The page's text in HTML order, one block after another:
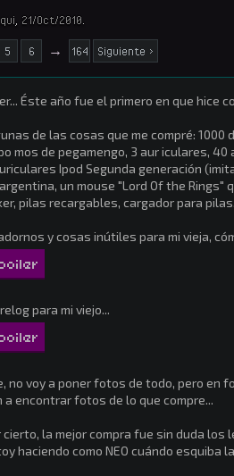
21/Oct/2010
5 6 → 164 Siguiente >
Éste año fue el primero en que hice
de las cosas que me compré: 1000
mos de pegamengo, 3 aur iculares,
Ipod Segunda generación
un mouse "Lord Of the Rings"
pilas recargables, cargador para
y cosas inútiles para mi vieja,
para mi viejo...
no voy a poner fotos de todo, pero en
a encontrar fotos de lo que compre...
cierto, la mejor compra fue sin duda
haciendo como NEO cuándo esquiba